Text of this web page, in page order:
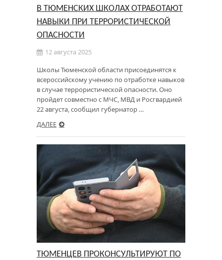
В ТЮМЕНСКИХ ШКОЛАХ ОТРАБОТАЮТ
НАВЫКИ ПРИ ТЕРРОРИСТИЧЕСКОЙ
ОПАСНОСТИ
12 августа 2025
Школы Тюменской области присоединятся к
всероссийскому учению по отработке навыков
в случае террористической опасности. Оно
пройдет совместно с МЧС, МВД и Росгвардией
22 августа, сообщил губернатор …
ДАЛЕЕ
ТЮМЕНЦЕВ ПРОКОНСУЛЬТИРУЮТ ПО